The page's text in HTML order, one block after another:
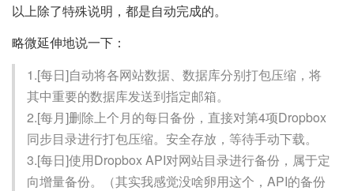
以上除了特殊说明，都是自动完成的。
略微延伸地说一下：
1.[每日]自动将各网站数据、数据库分别打包压缩，将
其中重要的数据库发送到指定邮箱。
2.[每月]删除上个月的每日备份，直接对第4项Dropbox
同步目录进行打包压缩。安全存放，等待手动下载。
3.[每日]使用Dropbox API对网站目录进行备份，属于定
向增量备份。（其实我感觉没啥卵用这个，API的备份